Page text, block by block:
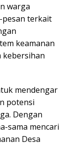
warga
pesan terkait
keamanan
kebersihan
mendengar
potensi
Dengan
sama mencari
Desa